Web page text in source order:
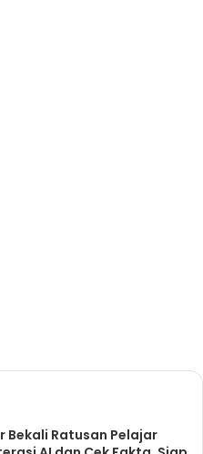
Bekali Ratusan Pelajar